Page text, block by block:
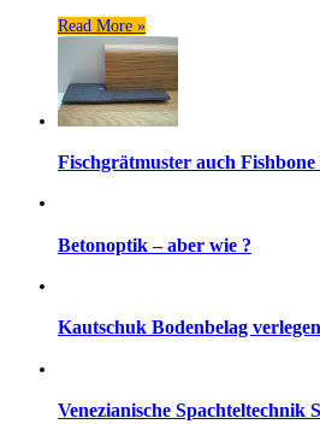
Read More »
Fischgrätmuster auch
Betonoptik – aber wie ?
Kautschuk Bodenbelag
Venezianische